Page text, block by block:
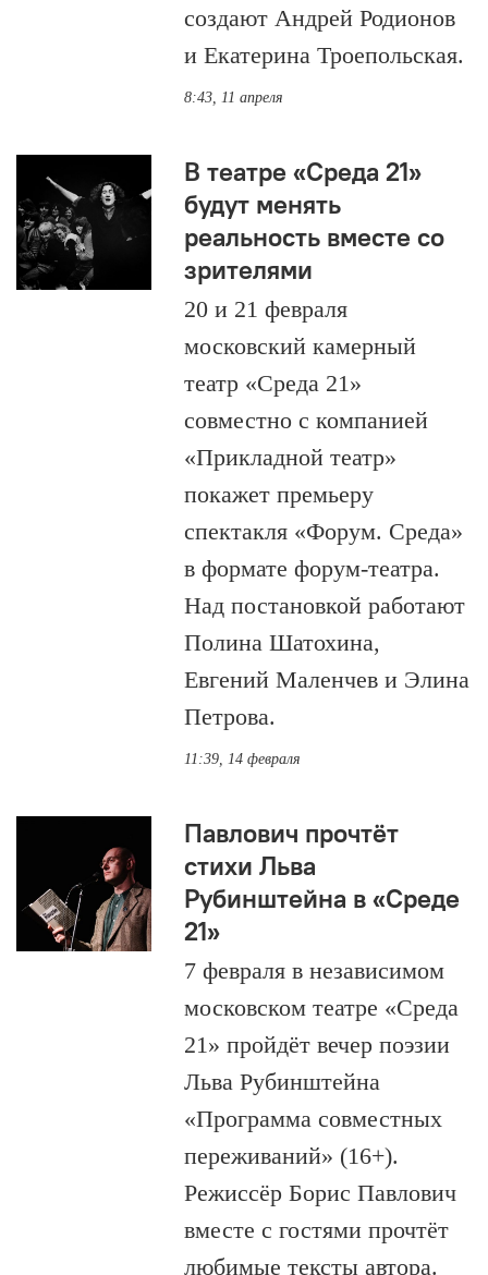
создают Андрей Родионов
и Екатерина Троепольская.
8:43, 11 апреля
В театре «Среда 21»
будут менять
реальность вместе со
зрителями
20 и 21 февраля
московский камерный
театр «Среда 21»
совместно с компанией
«Прикладной театр»
покажет премьеру
спектакля «Форум. Среда»
в формате форум-театра.
Над постановкой работают
Полина Шатохина,
Евгений Маленчев и Элина
Петрова.
11:39, 14 февраля
Павлович прочтёт
стихи Льва
Рубинштейна в «Среде
21»
7 февраля в независимом
московском театре «Среда
21» пройдëт вечер поэзии
Льва Рубинштейна
«Программа совместных
переживаний» (16+).
Режиссёр Борис Павлович
вместе с гостями прочтёт
любимые тексты автора.